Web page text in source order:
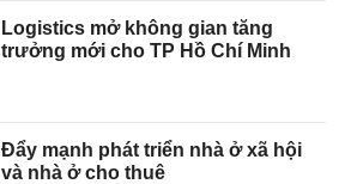
Logistics mở không gian tăng
trưởng mới cho TP Hồ Chí Minh
Đẩy mạnh phát triển nhà ở xã hội
và nhà ở cho thuê